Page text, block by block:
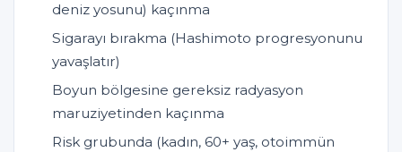
deniz yosunu) kaçınma
Sigarayı bırakma (Hashimoto progresyonunu
yavaşlatır)
Boyun bölgesine gereksiz radyasyon
maruziyetinden kaçınma
Risk grubunda (kadın, 60+ yaş, otoimmün